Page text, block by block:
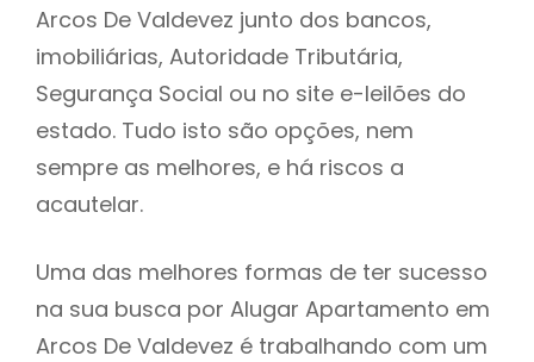
Arcos De Valdevez junto dos bancos,
imobiliárias, Autoridade Tributária,
Segurança Social ou no site e-leilões do
estado. Tudo isto são opções, nem
sempre as melhores, e há riscos a
acautelar.
Uma das melhores formas de ter sucesso
na sua busca por Alugar Apartamento em
Arcos De Valdevez é trabalhando com um